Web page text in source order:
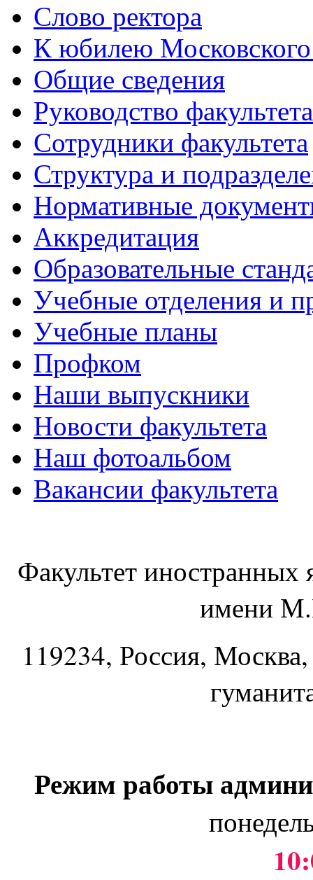
Слово ректора
К юбилею Московского
Общие сведения
Руководство факультета
Сотрудники факультета
Структура и
Нормативные
Аккредитация
Образовательные
Учебные отделения и
Учебные планы
Профком
Наши выпускники
Новости факультета
Наш фотоальбом
Вакансии факультета
Факультет
имени
119234, Россия,
Режим работы